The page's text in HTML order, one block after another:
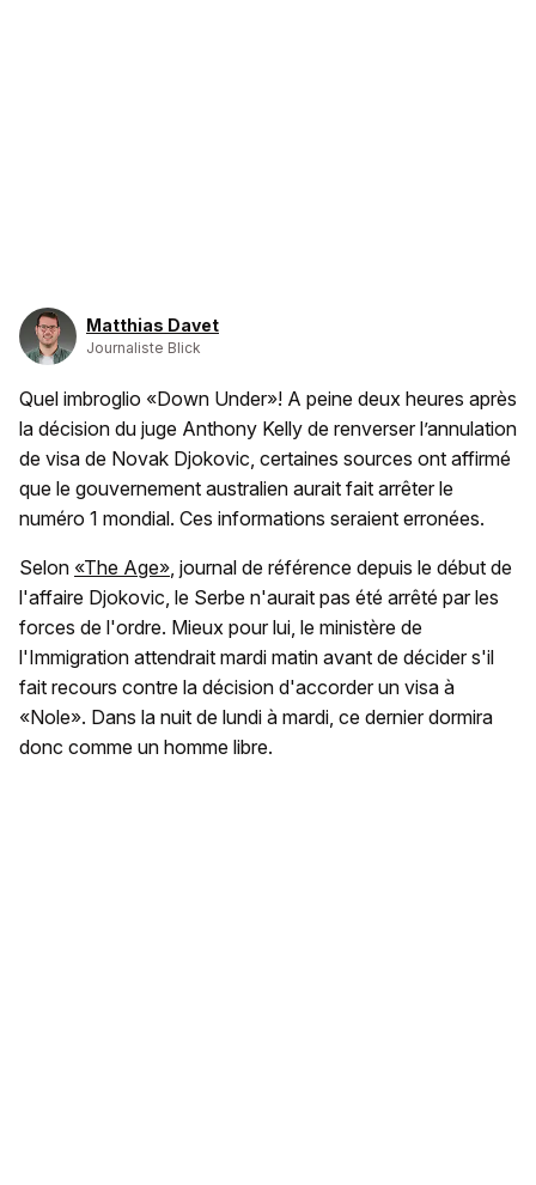
Matthias Davet
Journaliste Blick
Quel imbroglio «Down Under»! A peine deux heures après
la décision du juge Anthony Kelly de renverser l’annulation
de visa de Novak Djokovic, certaines sources ont affirmé
que le gouvernement australien aurait fait arrêter le
numéro 1 mondial. Ces informations seraient erronées.
Selon «The Age» , journal de référence depuis le début de
l'affaire Djokovic, le Serbe n'aurait pas été arrêté par les
forces de l'ordre. Mieux pour lui, le ministère de
l'Immigration attendrait mardi matin avant de décider s'il
fait recours contre la décision d'accorder un visa à
«Nole». Dans la nuit de lundi à mardi, ce dernier dormira
donc comme un homme libre.